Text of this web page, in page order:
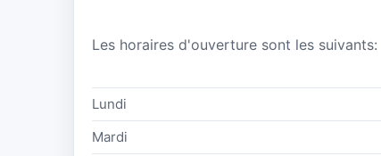
Les horaires d'ouverture sont les suivants:
Lundi
Mardi